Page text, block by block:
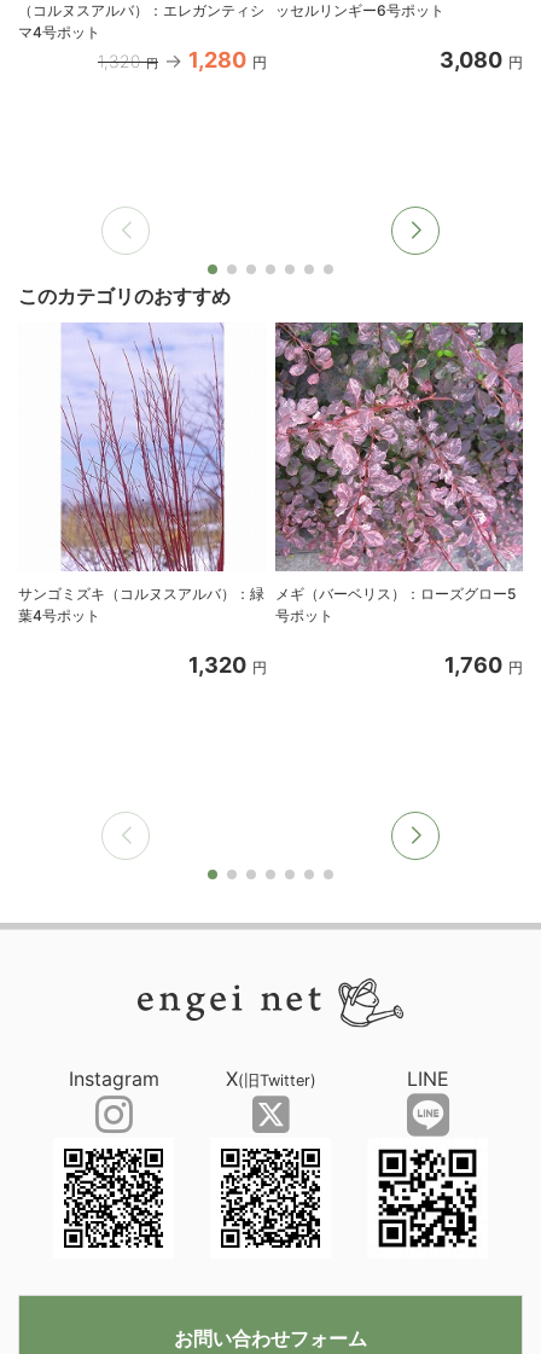
（コルヌスアルバ）：エレガンティシ
マ4号ポット
1,320 円 1,280 円
ッセルリンギー6号ポット
3,080 円
このカテゴリのおすすめ
サンゴミズキ（コルヌスアルバ）：緑
葉4号ポット
1,320 円
メギ（バーベリス）：ローズグロー5
号ポット
1,760 円
Instagram X(旧Twitter) LINE
お問い合わせフォーム